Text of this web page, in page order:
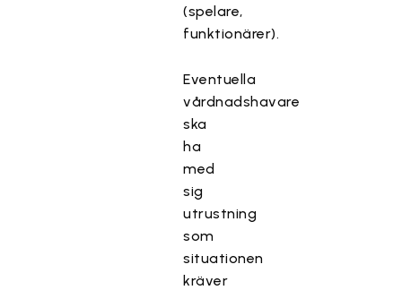
(spelare,
funktionärer).
Eventuella
vårdnadshavare
ska
ha
med
sig
utrustning
som
situationen
kräver